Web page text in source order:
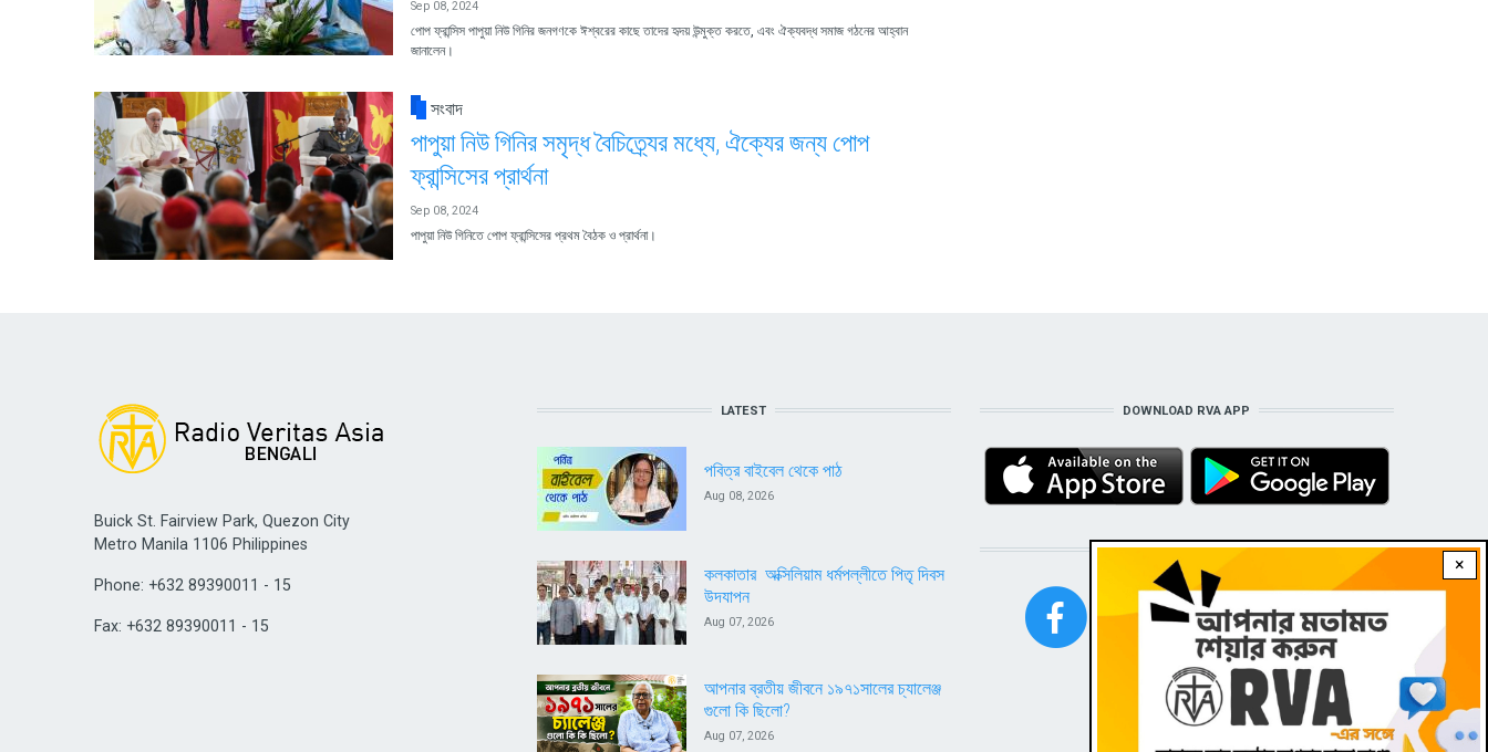
Sep 08, 2024
পোপ ফ্রান্সিস পাপুয়া নিউ গিনির জনগণকে ঈশ্বরের কাছে তাদের হৃদয় উন্মুক্ত করতে, এবং ঐক্যবদ্ধ সমাজ গঠনের আহ্বান
জানালেন।
সংবাদ
পাপুয়া নিউ গিনির সমৃদ্ধ বৈচিত্র্যের মধ্যে, ঐক্যের জন্য পোপ
ফ্রান্সিসের প্রার্থনা
Sep 08, 2024
পাপুয়া নিউ গিনিতে পোপ ফ্রান্সিসের প্রথম বৈঠক ও প্রার্থনা।
×
Buick St. Fairview Park, Quezon City
Metro Manila 1106 Philippines
Phone: +632 89390011 - 15
Fax: +632 89390011 - 15
LATEST
পবিত্র বাইবেল থেকে পাঠ
Aug 08, 2026
কলকাতার অক্সিলিয়াম ধর্মপল্লীতে পিতৃ দিবস
উদযাপন
Aug 07, 2026
আপনার ব্রতীয় জীবনে ১৯৭১সালের চ্যালেঞ্জ
গুলো কি ছিলো?
Aug 07, 2026
DOWNLOAD RVA APP
STAY CONNECTED WITH US!